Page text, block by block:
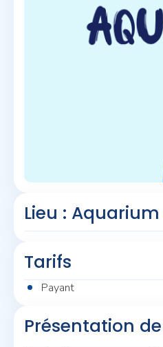
Lieu :
Tarifs
Payant
Présentation